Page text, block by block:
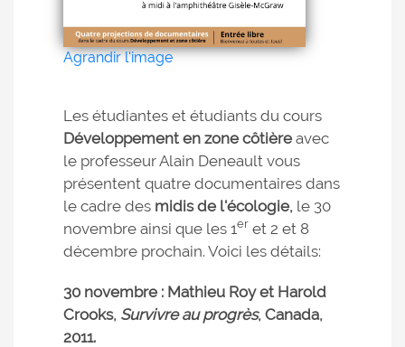
Agrandir l'image
Les étudiantes et étudiants du cours
Développement en zone côtièreavec
le professeur Alain Deneault vous
présentent quatre documentaires dans
le cadre des midis de l'écologie, le 30
novembre ainsi que les 1er et 2 et 8
décembre prochain. Voici les détails:
30 novembre : Mathieu Roy et Harold
Crooks, Survivre au progrès, Canada,
2011.